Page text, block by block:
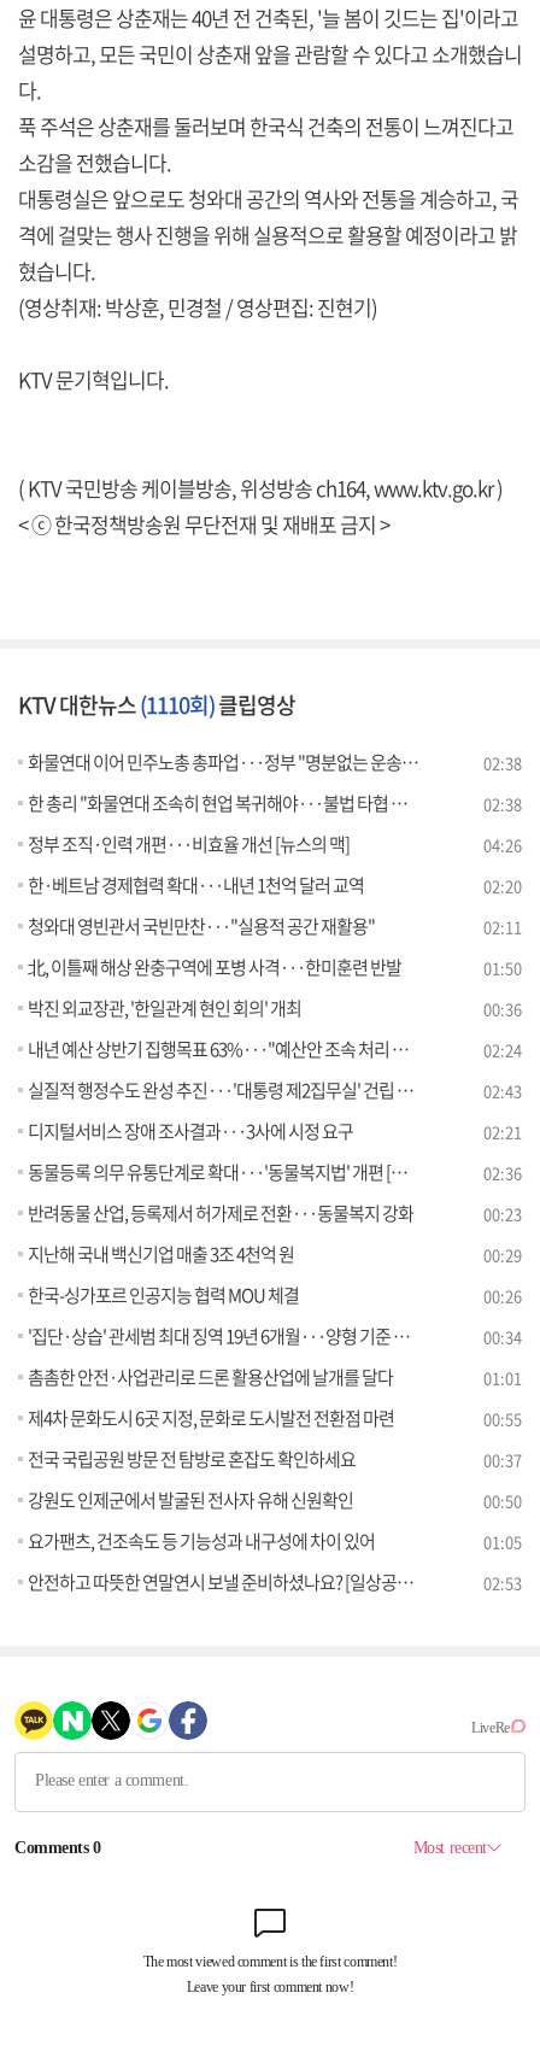
윤 대통령은 상춘재는 40년 전 건축된, '늘 봄이 깃드는 집'이라고
설명하고, 모든 국민이 상춘재 앞을 관람할 수 있다고 소개했습니
다.
푹 주석은 상춘재를 둘러보며 한국식 건축의 전통이 느껴진다고
소감을 전했습니다.
대통령실은 앞으로도 청와대 공간의 역사와 전통을 계승하고, 국
격에 걸맞는 행사 진행을 위해 실용적으로 활용할 예정이라고 밝
혔습니다.
(영상취재: 박상훈, 민경철 / 영상편집: 진현기)
KTV 문기혁입니다.
( KTV 국민방송 케이블방송, 위성방송 ch164,www.ktv.go.kr)
< ⓒ 한국정책방송원 무단전재 및 재배포 금지 >
KTV 대한뉴스(1110회)클립영상
화물연대 이어 민주노총 총파업···정부 "명분없는 운송거부 철회" 02:38
한 총리 "화물연대 조속히 현업 복귀해야···불법 타협 없어" 02:38
정부 조직·인력 개편···비효율 개선 [뉴스의 맥] 04:26
한·베트남 경제협력 확대···내년 1천억 달러 교역 02:20
청와대 영빈관서 국빈만찬···"실용적 공간 재활용" 02:11
北, 이틀째 해상 완충구역에 포병 사격···한미훈련 반발 01:50
박진 외교장관, '한일관계 현인 회의' 개최 00:36
내년 예산 상반기 집행목표 63%···"예산안 조속 처리 요청" 02:24
실질적 행정수도 완성 추진···'대통령 제2집무실' 건립 본격화 02:43
디지털서비스 장애 조사결과···3사에 시정 요구 02:21
동물등록 의무 유통단계로 확대···'동물복지법' 개편 [정책현장+] 02:36
반려동물 산업, 등록제서 허가제로 전환···동물복지 강화 00:23
지난해 국내 백신기업 매출 3조 4천억 원 00:29
한국-싱가포르 인공지능 협력 MOU 체결 00:26
'집단·상습' 관세범 최대 징역 19년 6개월···양형 기준 마련 00:34
촘촘한 안전·사업관리로 드론 활용산업에 날개를 달다 01:01
제4차 문화도시 6곳 지정, 문화로 도시발전 전환점 마련 00:55
전국 국립공원 방문 전 탐방로 혼잡도 확인하세요 00:37
강원도 인제군에서 발굴된 전사자 유해 신원확인 00:50
요가팬츠, 건조속도 등 기능성과 내구성에 차이 있어 01:05
안전하고 따뜻한 연말연시 보낼 준비하셨나요? [일상공감 365] 02:53